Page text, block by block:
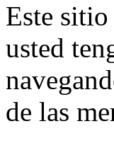
Este
usted
de las